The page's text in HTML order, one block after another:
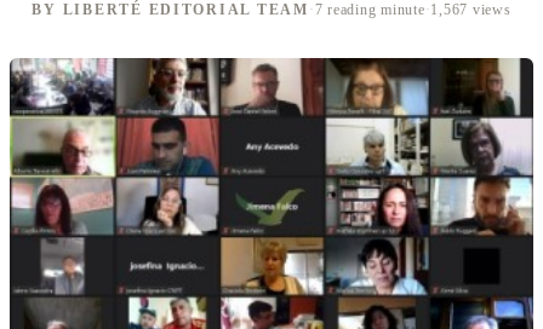
BY LIBERTÉ EDITORIAL TEAM ·7 reading minute·1,567 views